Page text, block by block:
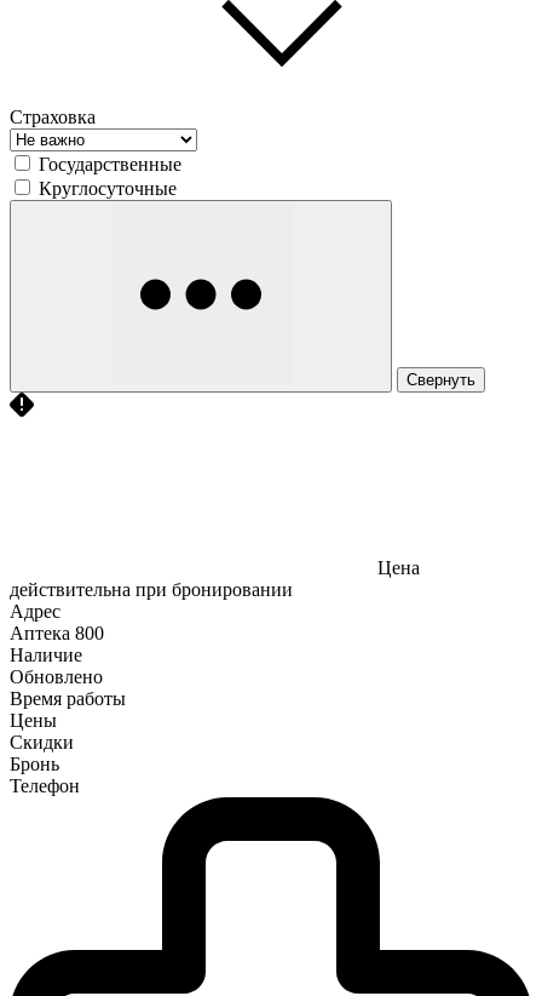
Страховка
Государственные
Круглосуточные
Свернуть
Цена
действительна при бронировании
Адрес
Аптека 800
Наличие
Обновлено
Время работы
Цены
Скидки
Бронь
Телефон